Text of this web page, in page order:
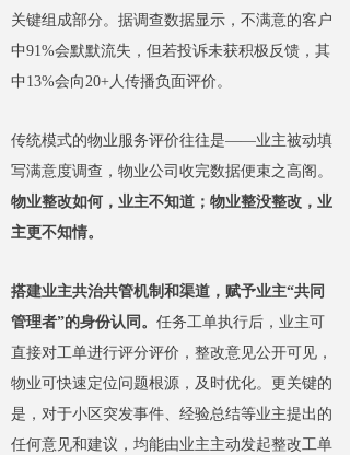
关键组成部分。据调查数据显示，不满意的客户
中91%会默默流失，但若投诉未获积极反馈，其
中13%会向20+人传播负面评价。
传统模式的物业服务评价往往是——业主被动填
写满意度调查，物业公司收完数据便束之高阁。
物业整改如何，业主不知道；物业整没整改，业
主更不知情。
搭建业主共治共管机制和渠道，赋予业主“共同
管理者”的身份认同。 任务工单执行后，业主可
直接对工单进行评分评价，整改意见公开可见，
物业可快速定位问题根源，及时优化。更关键的
是，对于小区突发事件、经验总结等业主提出的
任何意见和建议，均能由业主主动发起整改工单